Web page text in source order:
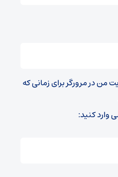
من در مرورگر برای زمانی که
وارد کنید: